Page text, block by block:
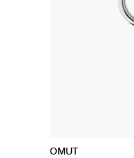
OMUT
OMUT
GOLDENGAL
Jewlia